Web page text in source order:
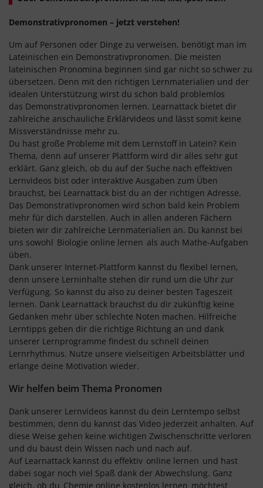
Demonstrativpronomen – jetzt verstehen!
Um auf Personen oder Dinge zu verweisen, benötigt man im
Lateinischen ein Demonstrativpronomen. Die meisten
lateinischen Pronomina beginnen sind gar nicht so schwer zu
übersetzen. Denn mit den richtigen Lernmaterialien und der
idealen Unterstützung wirst du schon bald problemlos
das Demonstrativpronomen lernen. Learnattack bietet dir
zahlreiche anschauliche Erklärvideos und lässt somit keine
Missverständnisse mehr zu.
Du hast große Probleme mit dem Lernstoff in Latein? Kein
Thema, denn auf unserer Plattform wird dir alles sehr gut
erklärt. Ganz gleich, ob du auf der Suche nach effektiven
Lernvideos bist oder interaktive Ausgaben zum Üben
brauchst, bei Learnattack bist du an der richtigen Adresse.
Das Demonstrativpronomen wird schon bald kein Problem
mehr für dich darstellen. Auch in allen anderen Fächern
bieten wir dir zahlreiche Lernmaterialien an. Du kannst bei
uns sowohl Biologie online lernen als auch Mathe-Aufgaben
üben.
Dank unserer Internet-Plattform kannst du flexibel lernen,
denn unsere Lerninhalte stehen dir rund um die Uhr zur
Verfügung. So kannst du also zu deiner besten Tageszeit
lernen. Dank Learnattack brauchst du dir zukünftig keine
Gedanken mehr über schlechte Noten machen. Hilfreiche
Lerntipps geben dir die richtige Richtung an und dank
unserer Lernprogramme findest du schnell deinen
Lernrhythmus. Nutze unsere vielseitigen Arbeitsblätter und
erlange deine Motivation wieder.
Wir helfen beim Thema Pronomen
Dank unserer Lernvideos kannst du dein Lerntempo selbst
bestimmen, denn du kannst das Video jederzeit anhalten. Auf
diese Weise gehen keine wichtigen Zwischenschritte verloren
und du baust dein Wissen nach und nach auf.
Auf Learnattack kannst du effektiv online lernen und hast
dabei sogar noch viel Spaß dank der Abwechslung. Ganz
gleich, ob du Chemie online kostenlos lernen möchtest